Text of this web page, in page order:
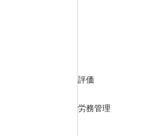
評価
労務管理